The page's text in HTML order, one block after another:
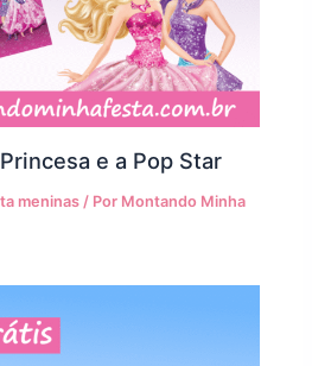
e a Pop Star
meninas / Por Montando Minha